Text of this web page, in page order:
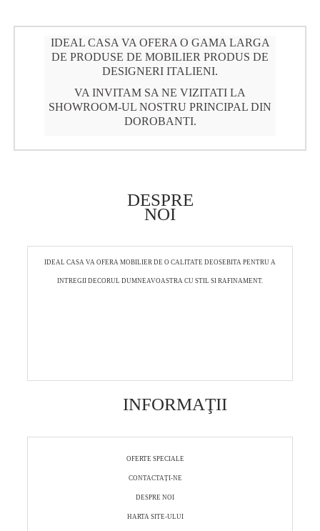
IDEAL CASA VA OFERA O GAMA LARGA
DE PRODUSE DE MOBILIER PRODUS DE
DESIGNERI ITALIENI.
VA INVITAM SA NE VIZITATI LA
SHOWROOM-UL NOSTRU PRINCIPAL DIN
DOROBANTI.
DESPRE
NOI
IDEAL CASA VA OFERA MOBILIER DE O CALITATE DEOSEBITA PENTRU A
INTREGII DECORUL DUMNEAVOASTRA CU STIL SI RAFINAMENT.
INFORMAŢII
OFERTE SPECIALE
CONTACTAȚI-NE
DESPRE NOI
HARTA SITE-ULUI